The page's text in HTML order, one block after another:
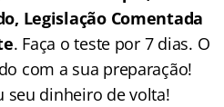
Legislação Comentada
. Faça o teste por 7 dias. O
com a sua preparação!
seu dinheiro de volta!